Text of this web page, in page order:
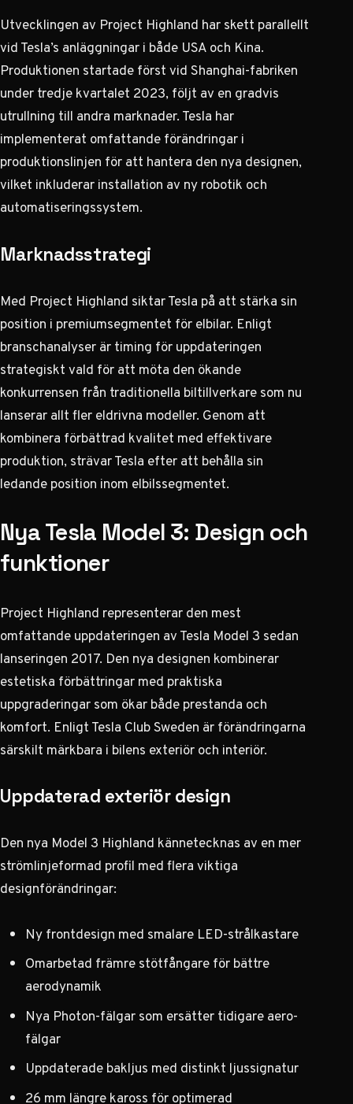
Utvecklingen av Project Highland har skett parallellt
vid Tesla’s anläggningar i både USA och Kina.
Produktionen startade först vid Shanghai-fabriken
under tredje kvartalet 2023, följt av en gradvis
utrullning till andra marknader. Tesla har
implementerat omfattande förändringar i
produktionslinjen för att hantera den nya designen,
vilket inkluderar installation av ny robotik och
automatiseringssystem.
Marknadsstrategi
Med Project Highland siktar Tesla på att stärka sin
position i premiumsegmentet för elbilar. Enligt
branschanalyserär timing för uppdateringen
strategiskt vald för att möta den ökande
konkurrensen från traditionella biltillverkare som nu
lanserar allt fler eldrivna modeller. Genom att
kombinera förbättrad kvalitet med effektivare
produktion, strävar Tesla efter att behålla sin
ledande position inom elbilssegmentet.
Nya Tesla Model 3: Design och
funktioner
Project Highland representerar den mest
omfattande uppdateringen av Tesla Model 3 sedan
lanseringen 2017. Den nya designen kombinerar
estetiska förbättringar med praktiska
uppgraderingar som ökar både prestanda och
komfort. Enligt Tesla Club Sweden är förändringarna
särskilt märkbara i bilens exteriör och interiör.
Uppdaterad exteriör design
Den nya Model 3 Highland kännetecknas av en mer
strömlinjeformad profil med flera viktiga
designförändringar:
Ny frontdesign med smalare LED-strålkastare
Omarbetad främre stötfångare för bättre
aerodynamik
Nya Photon-fälgar som ersätter tidigare aero-
fälgar
Uppdaterade bakljus med distinkt ljussignatur
26 mm längre kaross för optimerad